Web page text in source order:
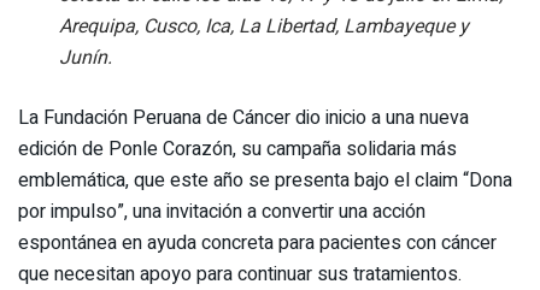
Arequipa, Cusco, Ica, La Libertad, Lambayeque y
Junín.
La Fundación Peruana de Cáncer dio inicio a una nueva
edición de Ponle Corazón, su campaña solidaria más
emblemática, que este año se presenta bajo el claim “Dona
por impulso”, una invitación a convertir una acción
espontánea en ayuda concreta para pacientes con cáncer
que necesitan apoyo para continuar sus tratamientos.